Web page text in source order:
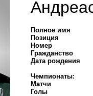
Полное имя
Позиция
Номер
Гражданство
Дата рождения
Чемпионаты:
Матчи
Голы